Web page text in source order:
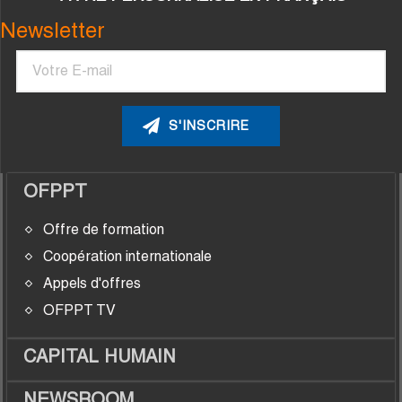
Newsletter
Courriel
OFPPT
Offre de formation
Coopération internationale
Appels d'offres
OFPPT TV
CAPITAL HUMAIN